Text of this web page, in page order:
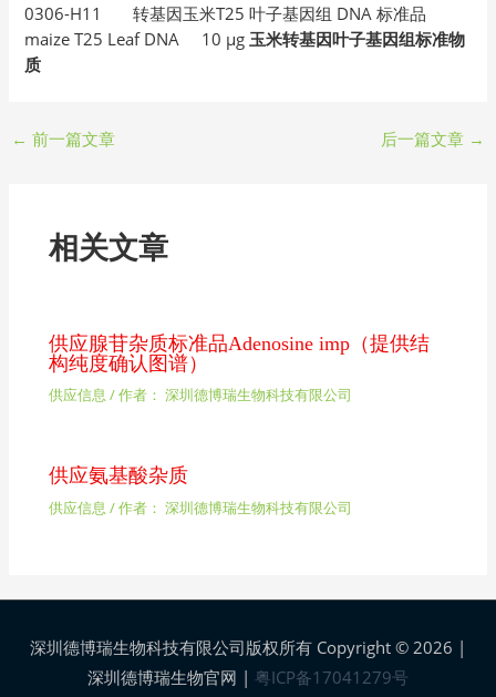
0306-H11 转基因玉米T25 叶子基因组 DNA 标准品
maize T25 Leaf DNA 10 µg玉米转基因叶子基因组标准物
质
← 前一篇文章 后一篇文章 →
相关文章
供应腺苷杂质标准品Adenosine imp（提供结
构纯度确认图谱）
供应信息 / 作者： 深圳德博瑞生物科技有限公司
供应氨基酸杂质
供应信息 / 作者： 深圳德博瑞生物科技有限公司
深圳德博瑞生物科技有限公司版权所有 Copyright © 2026 |
深圳德博瑞生物官网 | 粤ICP备17041279号